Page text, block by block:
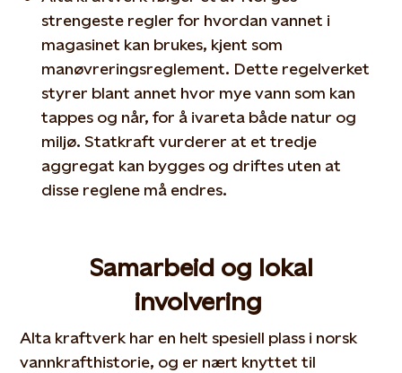
strengeste regler for hvordan vannet i
magasinet kan brukes, kjent som
manøvreringsreglement. Dette regelverket
styrer blant annet hvor mye vann som kan
tappes og når, for å ivareta både natur og
miljø. Statkraft vurderer at et tredje
aggregat kan bygges og driftes uten at
disse reglene må endres.
Samarbeid og lokal
involvering
Alta kraftverk har en helt spesiell plass i norsk
vannkrafthistorie, og er nært knyttet til